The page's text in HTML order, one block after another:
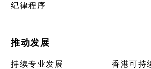
纪律程序
推动发展
持续专业发展 香港可持